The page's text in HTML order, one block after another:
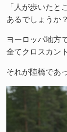
「人が歩いた
あるでしょうか？
ヨーロッパ地方
全てクロスカン
それが陸橋であ